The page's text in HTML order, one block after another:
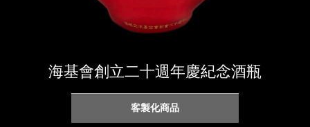
海基會創立二十週年慶紀念酒瓶
客製化商品